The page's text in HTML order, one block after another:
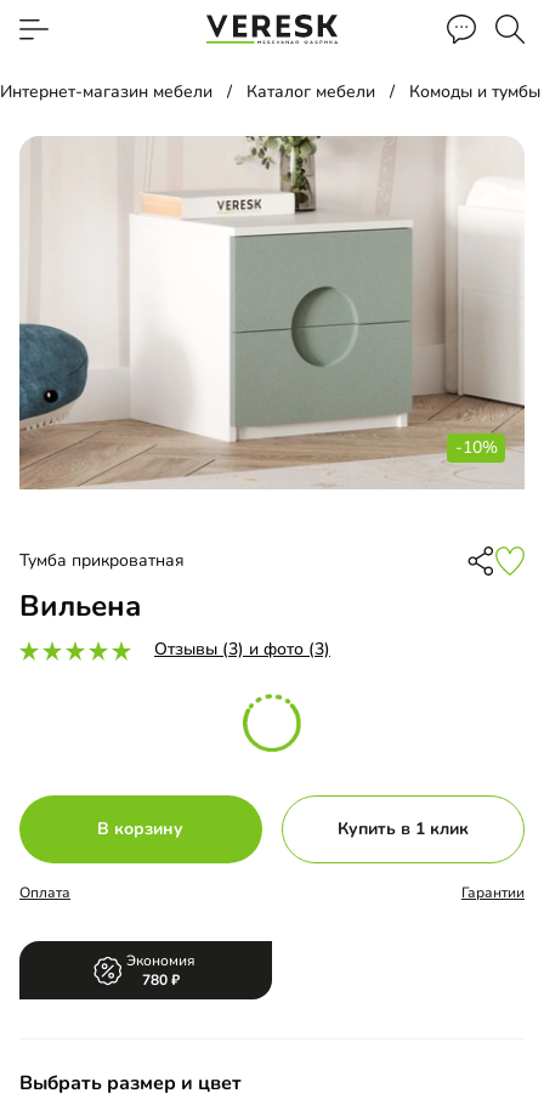
Интернет-магазин мебели Каталог мебели Комоды и тумбы
-10%
Тумба прикроватная
Вильена
Отзывы (3) и фото (3)
В корзину Купить в 1 клик
Оплата Гарантии
Экономия
780
Выбрать размер и цвет